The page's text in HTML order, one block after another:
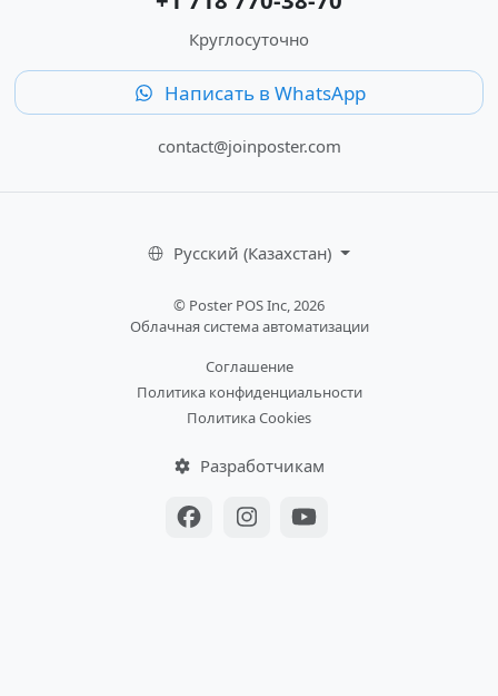
Круглосуточно
Написать в WhatsApp
contact@joinposter.com
Русский (Казахстан)
© Poster POS Inc, 2026
Облачная система автоматизации
Соглашение
Политика конфиденциальности
Политика Cookies
Разработчикам